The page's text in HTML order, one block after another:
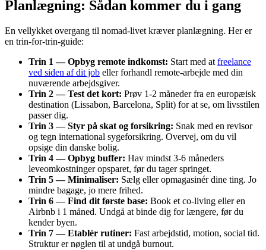
Planlægning: Sådan kommer du i gang
En vellykket overgang til nomad-livet kræver planlægning. Her er
en trin-for-trin-guide:
Trin 1 — Opbyg remote indkomst: Start med at freelance
ved siden af dit job eller forhandl remote-arbejde med din
nuværende arbejdsgiver.
Trin 2 — Test det kort: Prøv 1-2 måneder fra en europæisk
destination (Lissabon, Barcelona, Split) for at se, om livsstilen
passer dig.
Trin 3 — Styr på skat og forsikring: Snak med en revisor
og tegn international sygeforsikring. Overvej, om du vil
opsige din danske bolig.
Trin 4 — Opbyg buffer: Hav mindst 3-6 måneders
leveomkostninger opsparet, før du tager springet.
Trin 5 — Minimaliser: Sælg eller opmagasinér dine ting. Jo
mindre bagage, jo mere frihed.
Trin 6 — Find dit første base: Book et co-living eller en
Airbnb i 1 måned. Undgå at binde dig for længere, før du
kender byen.
Trin 7 — Etablér rutiner: Fast arbejdstid, motion, social tid.
Struktur er nøglen til at undgå burnout.